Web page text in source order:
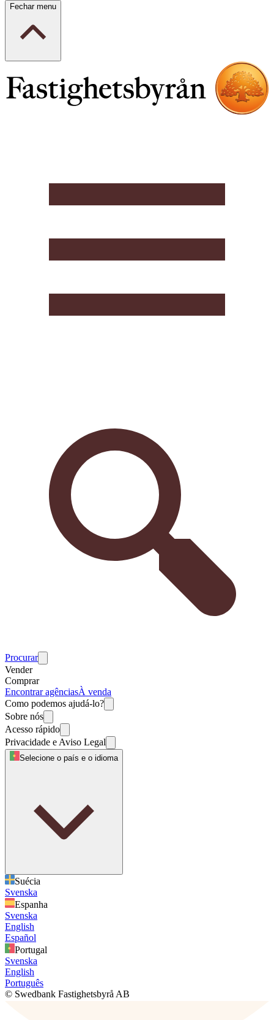
Fechar menu
Procurar
Vender
Comprar
Encontrar agênciasÀ venda
Como podemos ajudá-lo?
Sobre nós
Acesso rápido
Privacidade e Aviso Legal
Selecione o país e o idioma
Suécia
Svenska
Espanha
Svenska
English
Español
Portugal
Svenska
English
Português
© Swedbank Fastighetsbyrå AB